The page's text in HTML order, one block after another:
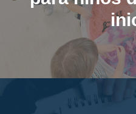
OFERTA ACADÉMICA